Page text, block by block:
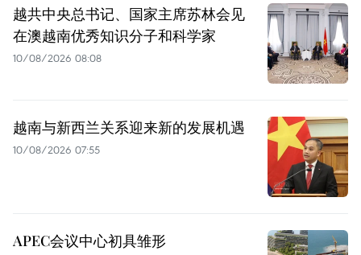
越共中央总书记、国家主席苏林会见
在澳越南优秀知识分子和科学家
10/08/2026 08:08
越南与新西兰关系迎来新的发展机遇
10/08/2026 07:55
APEC会议中心初具雏形